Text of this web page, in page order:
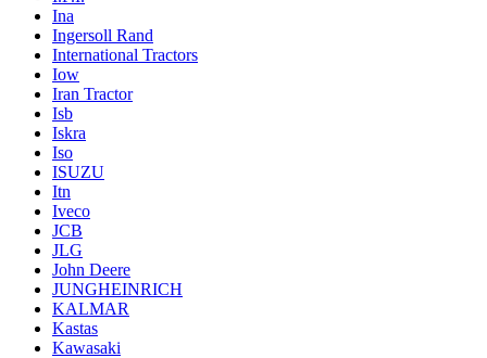
Ina
Ingersoll Rand
International Tractors
Iow
Iran Tractor
Isb
Iskra
Iso
ISUZU
Itn
Iveco
JCB
JLG
John Deere
JUNGHEINRICH
KALMAR
Kastas
Kawasaki